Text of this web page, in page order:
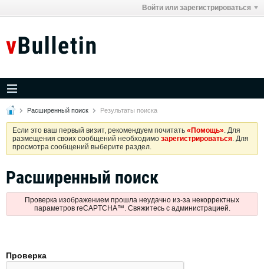
Войти или зарегистрироваться
Расширенный поиск Результаты поиска
Если это ваш первый визит, рекомендуем почитать «Помощь». Для
размещения своих сообщений необходимо зарегистрироваться. Для
просмотра сообщений выберите раздел.
Расширенный поиск
Проверка изображением прошла неудачно из-за некорректных
параметров reCAPTCHA™. Свяжитесь с администрацией.
Проверка